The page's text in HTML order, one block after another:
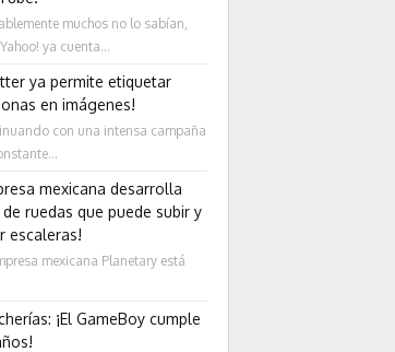
muchos no lo sabían,
ya cuenta...
ya permite etiquetar
en imágenes!
con una intensa campaña
mexicana desarrolla
ruedas que puede subir y
escaleras!
mexicana Planetary está
¡El GameBoy cumple